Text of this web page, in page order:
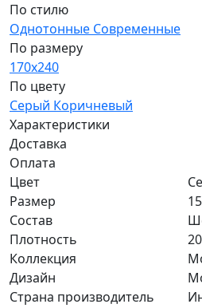
По стилю
Однотонные Современные
По размеру
170x240
По цвету
Серый Коричневый
Характеристики
Доставка
Оплата
Цвет
Размер
Состав
Плотность
Коллекция
Дизайн
Страна производитель